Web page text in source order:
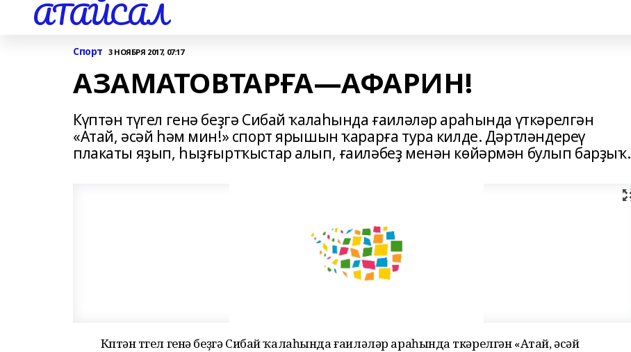
АТАЙСАЛ
Спорт 3 НОЯБРЯ 2017, 07:17
АЗАМАТОВТАРҒА—АФАРИН!
Күптән түгел генә беҙгә Сибай ҡалаһында ғаиләләр араһында үткәрелгән
«Атай, әсәй һәм мин!» спорт ярышын ҡарарға тура килде. Дәртләндереү
плакаты яҙып, һыҙғыртҡыстар алып, ғаиләбеҙ менән көйәрмән булып барҙыҡ.
Күптән түгел генә беҙгә Сибай ҡалаһында ғаиләләр араһында үткәрелгән «Атай, әсәй